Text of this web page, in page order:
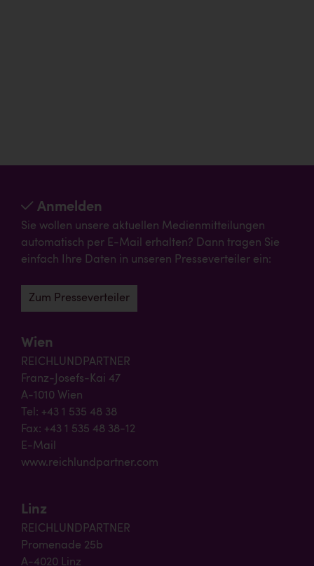
Anmelden
Sie wollen unsere aktuellen Medienmitteilungen
automatisch per E-Mail erhalten? Dann tragen Sie
einfach Ihre Daten in unseren Presseverteiler ein:
Zum Presseverteiler
Wien
REICHLUNDPARTNER
Franz-Josefs-Kai 47
A-1010 Wien
Tel: +43 1 535 48 38
Fax: +43 1 535 48 38-12
E-Mail
www.reichlundpartner.com
Linz
REICHLUNDPARTNER
Promenade 25b
A-4020 Linz